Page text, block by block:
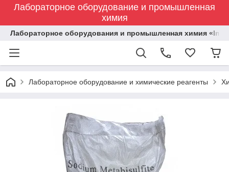
Лабораторное оборудование и промышленная
химия
Лабораторное оборудования и промышленная химия
Лабораторное оборудование и химические реагенты